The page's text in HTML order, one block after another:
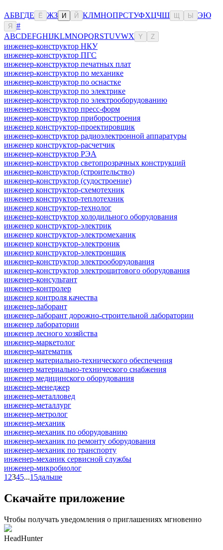
АБВГДЕ Ё ЖЗ И Й КЛМНОПРСТУФХЦЧШ Ы ЭЮ
Я
#
ABCDEFGHIJKLMNOPQRSTUVWX Y Z
инженер-конструктор НКУ
инженер-конструктор ПГС
инженер-конструктор печатных плат
инженер-конструктор по механике
инженер-конструктор по оснастке
инженер-конструктор по электрике
инженер-конструктор по электрооборудованию
инженер-конструктор пресс-форм
инженер-конструктор приборостроения
инженер конструктор-проектировщик
инженер-конструктор радиоэлектронной аппаратуры
инженер конструктор-расчетчик
инженер-конструктор РЭА
инженер-конструктор светопрозрачных конструкций
инженер-конструктор (строительство)
инженер-конструктор (судостроение)
инженер конструктор-схемотехник
инженер конструктор-теплотехник
инженер конструктор-технолог
инженер-конструктор холодильного оборудования
инженер конструктор-электрик
инженер конструктор-электромеханик
инженер конструктор-электроник
инженер конструктор-электронщик
инженер-конструктор электрооборудования
инженер-конструктор электрощитового оборудования
инженер-консультант
инженер-контролер
инженер контроля качества
инженер-лаборант
инженер-лаборант дорожно-строительной лаборатории
инженер лаборатории
инженер лесного хозяйства
инженер-маркетолог
инженер-математик
инженер материально-технического обеспечения
инженер материально-технического снабжения
инженер медицинского оборудования
инженер-менеджер
инженер-металловед
инженер-металлург
инженер-метролог
инженер-механик
инженер-механик по оборудованию
инженер-механик по ремонту оборудования
инженер-механик по транспорту
инженер-механик сервисной службы
инженер-микробиолог
1 2345...15дальше
Скачайте приложение
Чтобы получать уведомления о приглашениях мгновенно
HeadHunter